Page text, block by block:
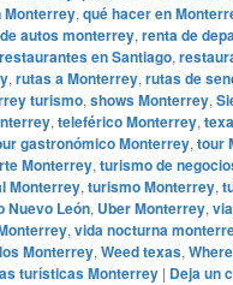
Monterrey, qué hacer en
autos monterrey, renta de
restaurantes en Santiago,
, rutas a Monterrey, rutas de
turismo, shows Monterrey,
, teleférico Monterrey,
gastronómico Monterrey, tour
Monterrey, turismo de
Monterrey, turismo Monterrey,
Nuevo León, Uber Monterrey,
, vida nocturna
Monterrey, Weed texas,
turísticas Monterrey | Deja un